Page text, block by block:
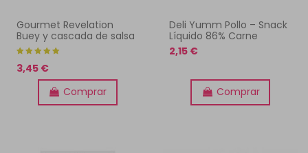
Gourmet Revelation
Buey y cascada de salsa
3,45 €
Comprar
Deli Yumm Pollo – Snack
Líquido 86% Carne
2,15 €
Comprar